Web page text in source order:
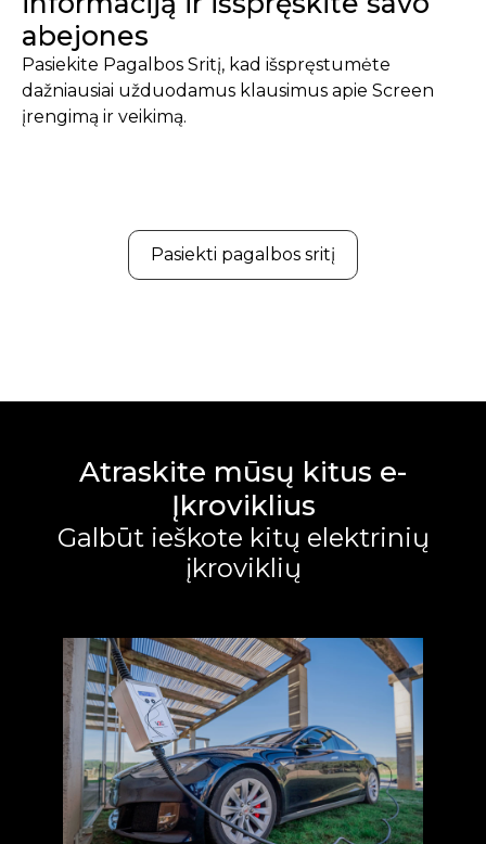
abejones
Pasiekite Pagalbos Sritį, kad išspręstumėte
dažniausiai užduodamus klausimus apie Screen
įrengimą ir veikimą.
Pasiekti pagalbos sritį
Atraskite mūsų kitus e-
Įkroviklius
Galbūt ieškote kitų elektrinių
įkroviklių